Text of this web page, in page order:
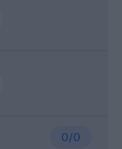
0/0